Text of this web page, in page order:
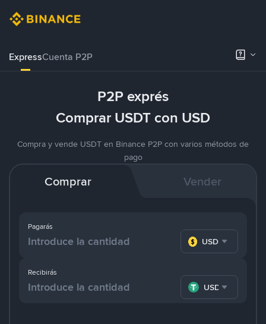
ExpressCuenta P2P
P2P exprés
Comprar USDT con USD
Compra y vende USDT en Binance P2P con varios métodos de
pago
Comprar Vender
Pagarás
USD
Recibirás
USDT